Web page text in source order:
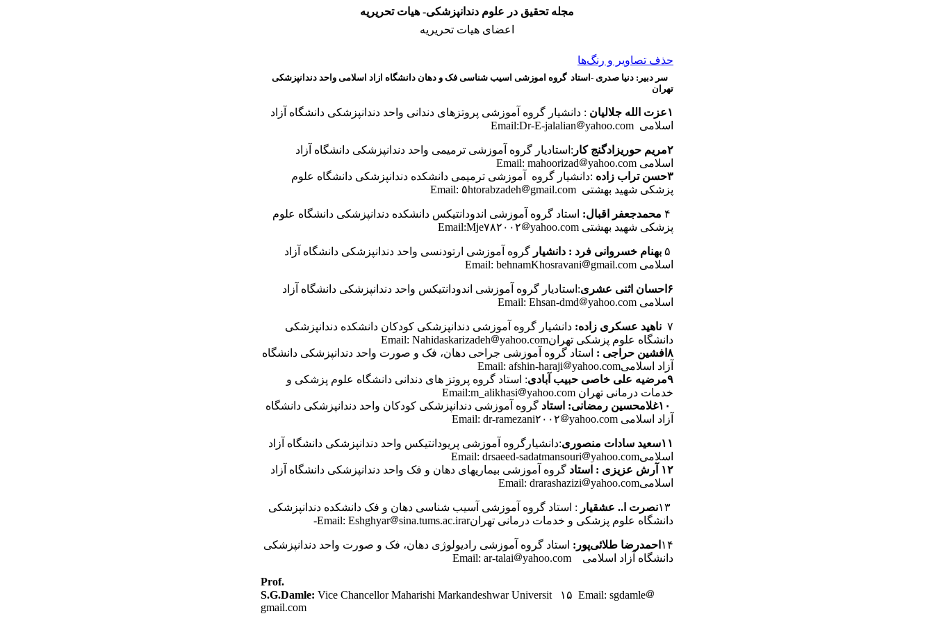
مجله تحقیق در علوم دندانپزشکی- هیات تحریریه
اعضای هیات تحریریه
حذف تصاویر و رنگ‌ها
سر دبیر: دنیا صدری -استاد گروه اموزشی اسیب شناسی فک و دهان دانشگاه ازاد اسلامی واحد دندانپزشکی
تهران
۱عزت الله جلالیان
: دانشیار گروه آموزشی پروتزهای دندانی واحد دندانپزشکی دانشگاه آزاد
اسلامی Email:Dr-E-jalalian yahoo.com
۲مریم حوریزادگنج کار
:استادیار گروه آموزشی ترمیمی واحد دندانپزشکی دانشگاه آزاد
اسلامی Email: mahoorizad yahoo.com
۳حسن تراب زاده
:دانشیار گروه آموزشی ترمیمی دانشکده دندانپزشکی دانشگاه علوم
پزشکی شهید بهشتی Email: ۵htorabzadeh gmail.com
محمدجعفر اقبال: استاد گروه آموزشی اندودانتیکس دانشکده دندانپزشکی دانشگاه علوم
پزشکی شهید بهشتی Email:Mje۷۸۲۰۰۲ yahoo.com
بهنام خسروانی فرد : دانشیار گروه آموزشی ارتودنسی واحد دندانپزشکی دانشگاه آزاد
اسلامی Email: behnamKhosravani gmail.com
۶احسان اثنی عشری
:استادیار گروه آموزشی اندودانتیکس واحد دندانپزشکی دانشگاه آزاد
اسلامی Email: Ehsan-dmd yahoo.com
۷ ناهید عسکری زاده: دانشیار گروه آموزشی دندانپزشکی کودکان دانشکده دندانپزشکی
دانشگاه علوم پزشکی تهرانEmail: Nahidaskarizadehyahoo.com
۸افشین حراجی
: استاد گروه آموزشی جراحی دهان، فک و صورت واحد دندانپزشکی دانشگاه
آزاد اسلامیEmail: afshin-harajiyahoo.com
۹مرضیه علی خاصی حبیب آبادی
: استاد گروه پروتز های دندانی دانشگاه علوم پزشکی و
خدمات درمانی تهران Email:m_alikhasi yahoo.com
گروه آموزشی دندانپزشکی کودکان واحد دندانپزشکی دانشگاه
آزاد اسلامی Email: dr-ramezani۲۰۰۲ yahoo.com
۱۱سعید سادات منصوری
:دانشیارگروه آموزشی پریودانتیکس واحد دندانپزشکی دانشگاه آزاد
اسلامیEmail: drsaeed-sadatmansouriyahoo.com
۱۲ آرش عزیزی : استاد
گروه آموزشی بیماریهای دهان و فک واحد دندانپزشکی دانشگاه آزاد
اسلامیEmail: drarashaziziyahoo.com
نصرت ا.. عشقیار : استاد گروه آموزشی آسیب شناسی دهان و فک دانشکده دندانپزشکی
دانشگاه علوم پزشکی و خدمات درمانی تهرانEmail: Eshghyarsina.tums.ac.irar-
۱۴ احمدرضا طلائی‌پور: استاد گروه آموزشی رادیولوژی دهان، فک و صورت واحد دندانپزشکی
دانشگاه آزاد اسلامی Email: ar-talai yahoo.com
S.G.Damle: Vice Chancellor Maharishi Markandeshwar Universit ۱۵ Email: sgdamle
gmail.com